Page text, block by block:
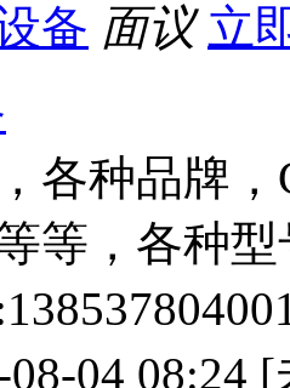
备 面议 立
各种品牌
等，各种
08-04 08:24